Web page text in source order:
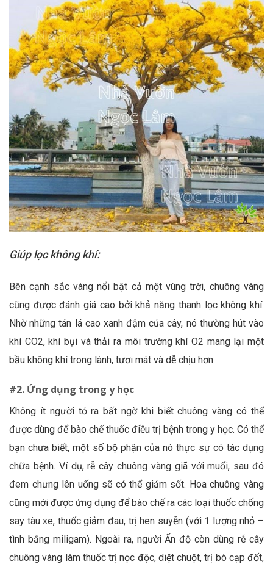
Giúp lọc không khí:
Bên cạnh sắc vàng nổi bật cả một vùng trời, chuông vàng
cũng được đánh giá cao bởi khả năng thanh lọc không khí.
Nhờ những tán lá cao xanh đậm của cây, nó thường hút vào
khí CO2, khí bụi và thải ra môi trường khí O2 mang lại một
bầu không khí trong lành, tươi mát và dễ chịu hơn
#2. Ứng dụng trong y học
Không ít người tỏ ra bất ngờ khi biết chuông vàng có thể
được dùng để bào chế thuốc điều trị bệnh trong y học. Có thể
bạn chưa biết, một số bộ phận của nó thực sự có tác dụng
chữa bệnh. Ví dụ, rễ cây chuông vàng giã với muối, sau đó
đem chưng lên uống sẽ có thể giảm sốt. Hoa chuông vàng
cũng mới được ứng dụng để bào chế ra các loại thuốc chống
say tàu xe, thuốc giảm đau, trị hen suyễn (với 1 lượng nhỏ –
tình bằng miligam). Ngoài ra, người Ấn độ còn dùng rễ cây
chuông vàng làm thuốc trị nọc độc, diệt chuột, trị bò cạp đốt,